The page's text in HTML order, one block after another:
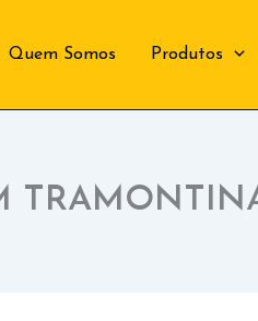
Quem Somos Produtos